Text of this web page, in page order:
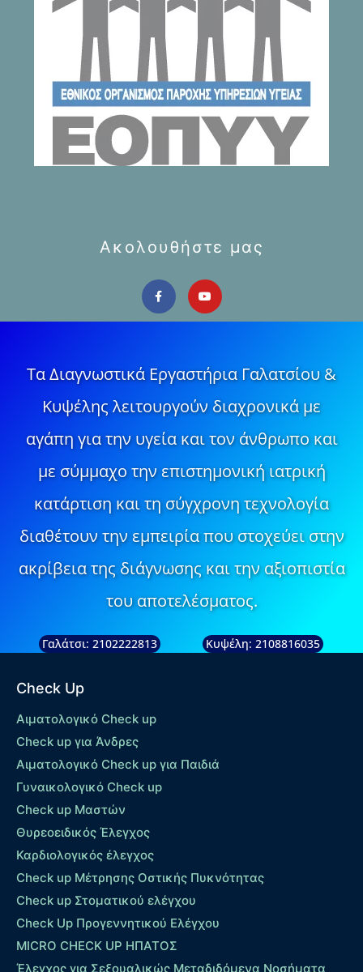
Ακολουθήστε μας
Τα Διαγνωστικά Εργαστήρια Γαλατσίου &
Κυψέλης λειτουργούν διαχρονικά με
αγάπη για την υγεία και τον άνθρωπο και
με σύμμαχο την επιστημονική ιατρική
κατάρτιση και τη σύγχρονη τεχνολογία
διαθέτουν την εμπειρία που στοχεύει στην
ακρίβεια της διάγνωσης και την αξιοπιστία
του αποτελέσματος.
Γαλάτσι: 2102222813 Κυψέλη: 2108816035
Check Up
Αιματολογικό Check up
Check up για Άνδρες
Αιματολογικό Check up για Παιδιά
Γυναικολογικό Check up
Check up Μαστών
Θυρεοειδικός Έλεγχος
Καρδιολογικός έλεγχος
Check up Mέτρησης Οστικής Πυκνότητας
Check up Στοματικού ελέγχου
Check Up Προγεννητικού Ελέγχου
MICRO CHECK UP HΠΑΤΟΣ
Έλεγχος για Σεξουαλικώς Μεταδιδόμενα Νοσήματα